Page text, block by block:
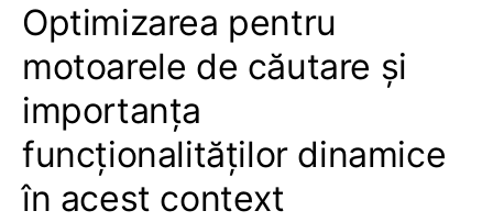
Optimizarea pentru
motoarele de căutare și
importanța
funcționalităților dinamice
în acest context